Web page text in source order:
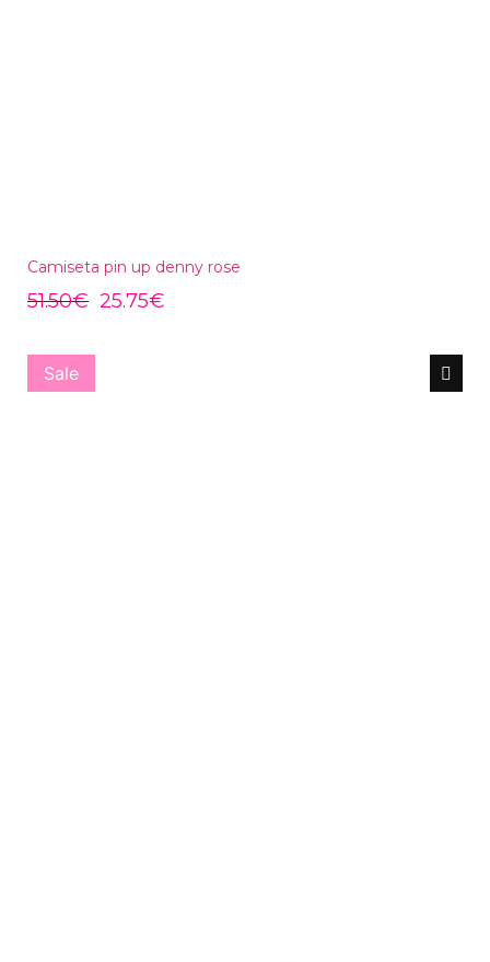
Camiseta pin up denny rose
51.50€ 25.75€
Sale